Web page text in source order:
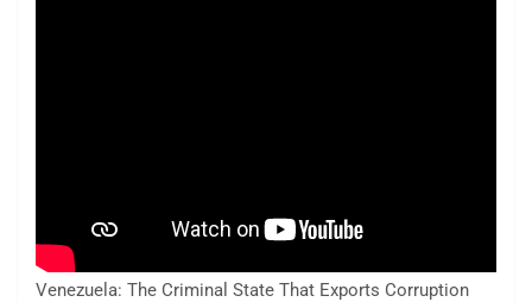
Venezuela: The Criminal State That Exports Corruption